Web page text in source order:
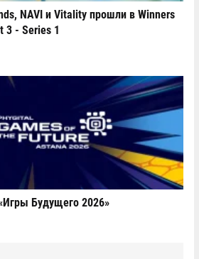
NAVI и Vitality прошли в Winners
3 - Series 1
Будущего 2026»